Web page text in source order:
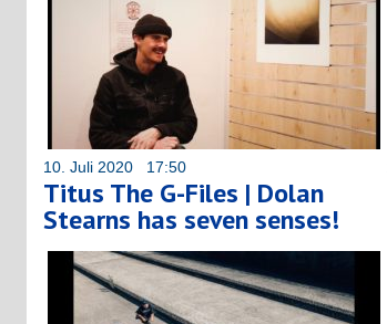
10. Juli 2020 17:50
Titus The G-Files | Dolan
Stearns has seven senses!